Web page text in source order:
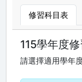
修習科目表
115學年度
請選擇適用學年